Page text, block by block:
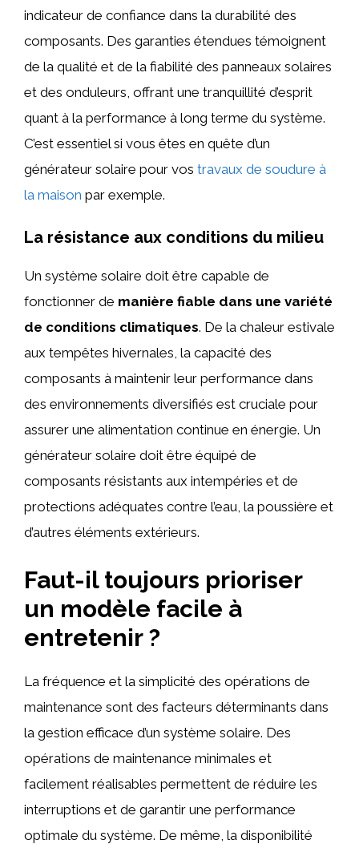
indicateur de confiance dans la durabilité des
composants. Des garanties étendues témoignent
de la qualité et de la fiabilité des panneaux solaires
et des onduleurs, offrant une tranquillité d’esprit
quant à la performance à long terme du système.
C’est essentiel si vous êtes en quête d’un
générateur solaire pour vos travaux de soudure à
la maison par exemple.
La résistance aux conditions du milieu
Un système solaire doit être capable de
fonctionner de manière fiable dans une variété
de conditions climatiques. De la chaleur estivale
aux tempêtes hivernales, la capacité des
composants à maintenir leur performance dans
des environnements diversifiés est cruciale pour
assurer une alimentation continue en énergie. Un
générateur solaire doit être équipé de
composants résistants aux intempéries et de
protections adéquates contre l’eau, la poussière et
d’autres éléments extérieurs.
Faut-il toujours prioriser
un modèle facile à
entretenir ?
La fréquence et la simplicité des opérations de
maintenance sont des facteurs déterminants dans
la gestion efficace d’un système solaire. Des
opérations de maintenance minimales et
facilement réalisables permettent de réduire les
interruptions et de garantir une performance
optimale du système. De même, la disponibilité